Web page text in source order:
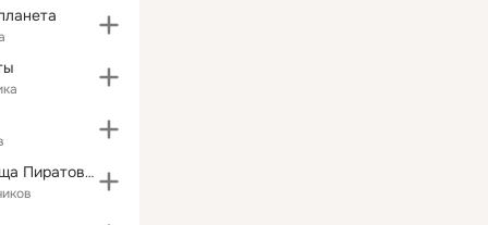
Игра "Сокровища Пиратов" - официальная группа